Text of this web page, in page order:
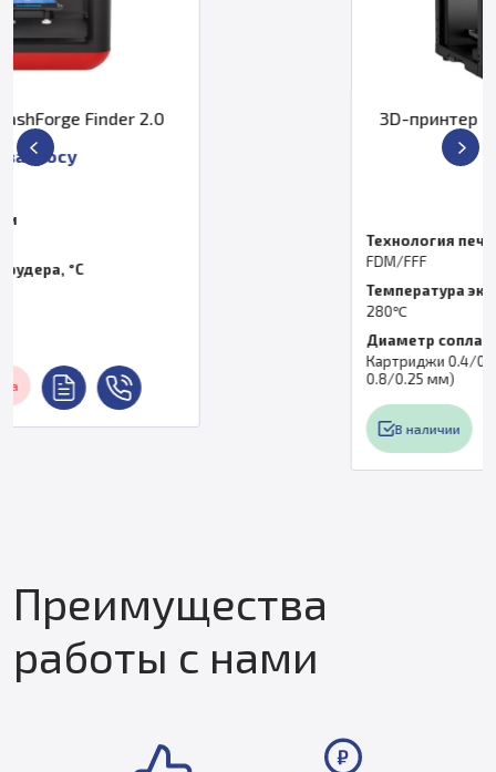
3D-принтер FlashForge Adventurer
Картриджи 0.4/0.6 мм (Опционально
0.8/0.25 мм)
В наличии
Преимущества
работы с нами